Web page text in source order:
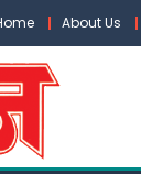
About Us